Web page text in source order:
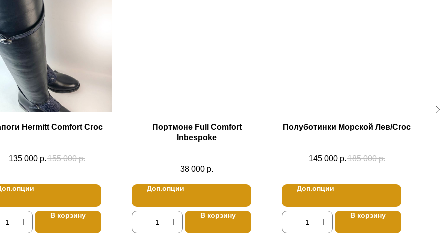
Hermitt Comfort Croc
135 000 р. 155 000 р.
В корзину
Портмоне Full Comfort
Inbespoke
38 000 р.
Доп.опции
В корзину
Полуботинки Морской Лев/Croc
145 000 р. 185 000 р.
Доп.опции
В корзину